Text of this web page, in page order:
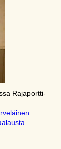
Rajaportti-